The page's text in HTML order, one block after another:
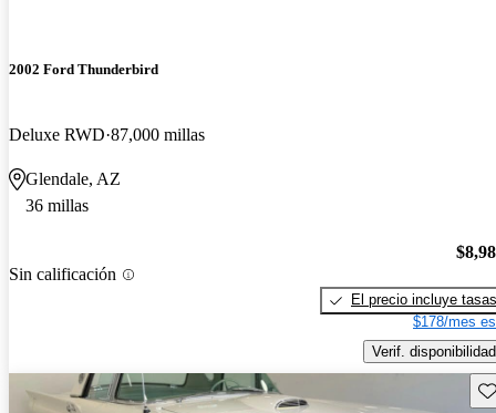
2002 Ford Thunderbird
Deluxe RWD 87,000 millas
Glendale, AZ
36 millas
Sin calificación
El precio incluye tasas
$178/mes
Verif. disponibilidad